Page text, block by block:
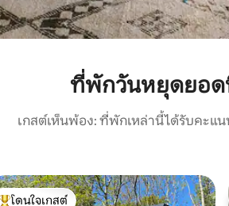
ที่พักวันหยุดยอด
เกสต์เห็นพ้อง: ที่พักเหล่านี้ได้รับคะแ
โดนใจเกสต์